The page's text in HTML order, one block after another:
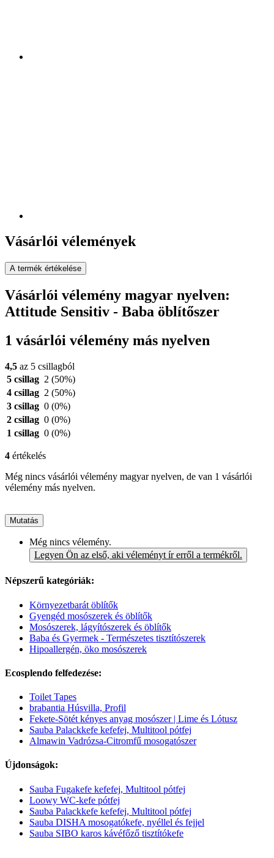
Vásárlói vélemények
A termék értékelése
Vásárlói vélemény magyar nyelven:
Attitude Sensitiv - Baba öblítőszer
1 vásárlói vélemény más nyelven
4,5 az 5 csillagból
5 csillag 2 (50%)
4 csillag 2 (50%)
3 csillag 0 (0%)
2 csillag 0 (0%)
1 csillag 0 (0%)
4 értékelés
Még nincs vásárlói vélemény magyar nyelven, de van 1 vásárlói
vélemény más nyelven.
Mutatás
Még nincs vélemény.
Legyen Ön az első, aki véleményt ír erről a termékről.
Népszerű kategóriák:
Környezetbarát öblítők
Gyengéd mosószerek és öblítők
Mosószerek, lágyítószerek és öblítők
Baba és Gyermek - Természetes tisztítószerek
Hipoallergén, öko mosószerek
Ecosplendo felfedezése:
Toilet Tapes
brabantia Húsvilla, Profil
Fekete-Sötét kényes anyag mosószer | Lime és Lótusz
Sauba Palackkefe kefefej, Multitool pótfej
Almawin Vadrózsa-Citromfű mosogatószer
Újdonságok:
Sauba Fugakefe kefefej, Multitool pótfej
Loowy WC-kefe pótfej
Sauba Palackkefe kefefej, Multitool pótfej
Sauba DISHA mosogatókefe, nyéllel és fejjel
Sauba SIBO karos kávéfőző tisztítókefe